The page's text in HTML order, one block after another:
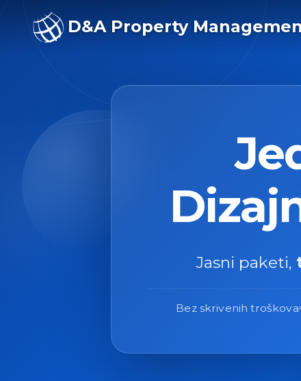
D&A Property
Jasni paketi,
Bez skrivenih troškova